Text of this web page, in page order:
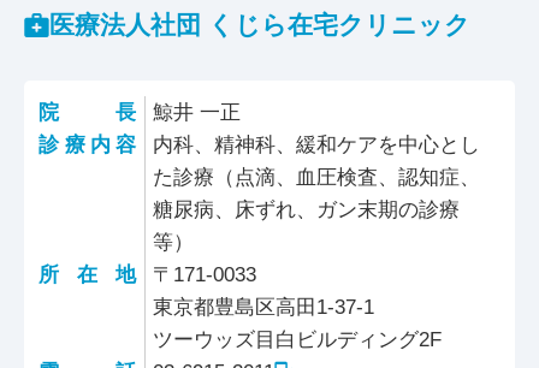
医療法人社団 くじら在宅クリニック
院長
鯨井 一正
診療内容
内科、精神科、緩和ケアを中心とし
た診療（点滴、血圧検査、認知症、
糖尿病、床ずれ、ガン末期の診療
等）
所在地
〒171-0033
東京都豊島区高田1-37-1
ツーウッズ目白ビルディング2F